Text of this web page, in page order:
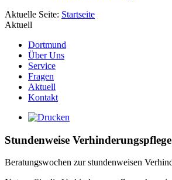
Aktuelle Seite: Startseite
Aktuell
Dortmund
Über Uns
Service
Fragen
Aktuell
Kontakt
Stundenweise Verhinderungspflege
Beratungswochen zur stundenweisen